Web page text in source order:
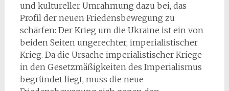
und kultureller Umrahmung dazu bei, das
Profil der neuen Friedensbewegung zu
schärfen: Der Krieg um die Ukraine ist ein von
beiden Seiten ungerechter, imperialistischer
Krieg. Da die Ursache imperialistischer Kriege
in den Gesetzmäßigkeiten des Imperialismus
begründet liegt, muss die neue